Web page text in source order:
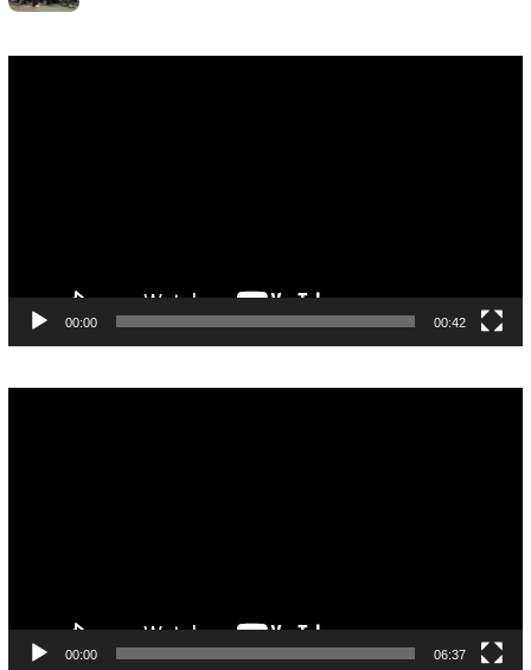
00:00 00:42
00:00 06:37